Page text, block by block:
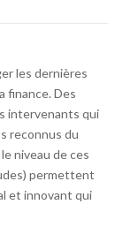
les dernières
finance. Des
intervenants qui
reconnus du
niveau de ces
permettent
et innovant qui